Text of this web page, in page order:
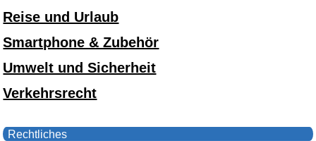
Reise und Urlaub
Smartphone & Zubehör
Umwelt und Sicherheit
Verkehrsrecht
Rechtliches